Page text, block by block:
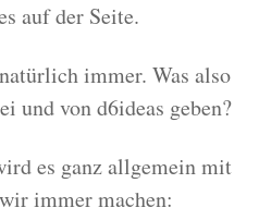
auf der Seite.
immer. Was also
und von d6ideas geben?
es ganz allgemein mit
immer machen: